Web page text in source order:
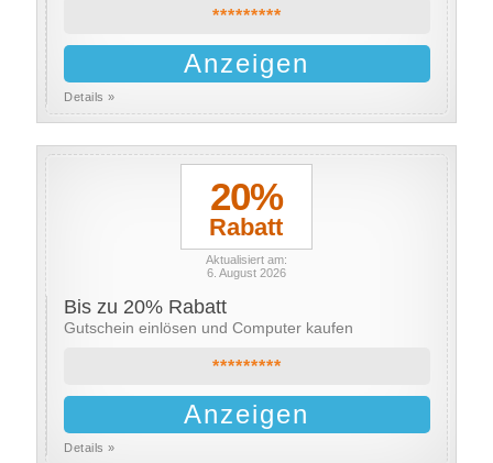
*********
Anzeigen
Details »
20%
Rabatt
Aktualisiert am:
6. August 2026
Bis zu 20% Rabatt
Gutschein einlösen und Computer kaufen
*********
Anzeigen
Details »